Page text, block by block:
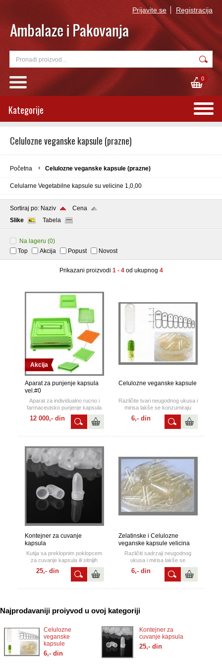
Prijavite se Registracija
0
Kategorije
Celulozne veganske kapsule (prazne)
Početna Celulozne veganske kapsule (prazne)
Celularne Vegetabilne kapsule su velicine 1,0,00
Sortiraj po: Naziv
Cena
Slike
Tabela
Na lageru (0)
Top
Akcija Popust Novost
Prikazani proizvodi 1 - 4od ukupnog 4
Akcija
Aparat za punjenje kapsula
vel.#0
Aparat za individualno rucno i
farmaceutsko punjenje kapsula
praskastim sadrzajem za
velicine kapsula#1,#3, #0 i #00
12 000,- din
Celulozne veganske kapsule
Različite tvari neugodnog ukusa i
mirisa lakše se konzumiraju
ukoliko su kapsulirane i ove
prazne kapsule upravo tome
služe.
Ova velicina kapula je za
zelatinske.
Na raspolaganju su kapsule
veličina #3,#1,#0 i #00
Kapsule vel.#3 primaju 0,3ml
Kapsule vel.#1 primaju 0,5ml
Kapsule vel.#0 primaju 0,68ml
Kapsule vel.#00 primaju 0,98ml
U praksi kapsule vel.#1 su
velicina dečijih antibiotika,
6,- din
Kontejner za cuvanje
kapsula
Kutija sa preklopnim poklopcem
za cuvanje kapsula ili sitnijih
tableta.
25,- din
Zelatinske i Celulozne
veganske kapsule velicina
#1Različiti sadrzaji neugodnog
ukusa i mirisa lakše se
konzumiraju ukoliko su
kapsulirane i ove prazne kapsule
upravo tome služe.
6,- din
Najprodavaniji proiyvod u ovoj kategoriji
Celulozne
veganske
kapsule
6,- din
Kontejner za
cuvanje kapsula
25,- din